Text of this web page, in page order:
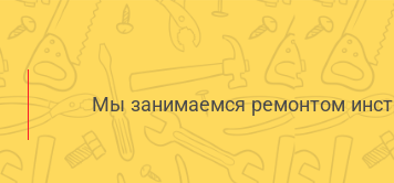
Мы занимаемся ремонтом